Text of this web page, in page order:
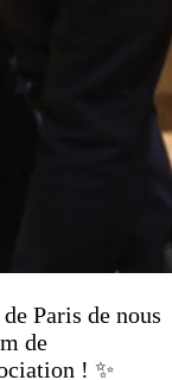
Paris de nous
de
! ✨